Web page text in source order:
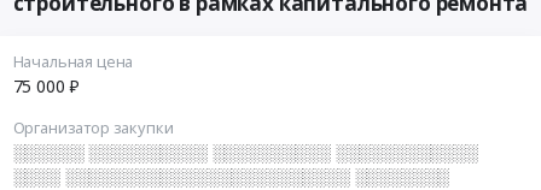
Начальная цена
75 000 ₽
Организатор закупки
░░░░░░ ░░░░░░░░░░ ░░░░░░░░░░ ░░░░░░░░░░░░
░░░░ ░░░░░░░░░░░░░░░░░░░░░░░░ ░░░░░░░░